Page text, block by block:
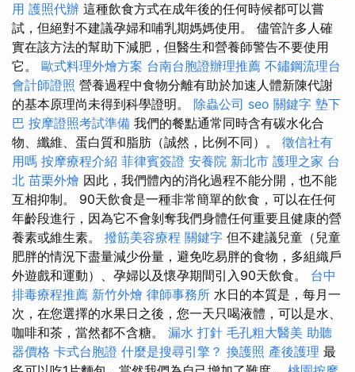
用 護照代辦 這種飲食方式在成年後的任何時候都可以嘗
試，但絕對不建議孕婦和哺乳期媽媽使用。 儘管許多人確
實在該方法的幫助下減肥，但醫生和營養師警告不要使用
它。 歐式料理外燴方案 台南台胞證辦理推薦 不鏽鋼流理台
會計師證照 營養過程中食物分離有助於加速人體新陳代謝
的基本原理尚未得到科學證明。 除蟲公司 seo 關鍵字 墊下
巴 按摩證照考試準備 我們的餐點通常同時含有碳水化合
物、纖維、蛋白質和脂肪（誠然，比例不同）。 徵信社有
用嗎 按摩療程介紹 菲律賓簽證 安養院 新北市 護理之家 台
北 苗栗外燴 因此，我們體內的消化過程不能分開，也不能
互相抑制。 90天飲食是一種非常簡單的飲食，可以在任何
年齡段進行，因為它不會剝奪我們身體任何重要且健康的營
養素或維生素。 撥筋美容療程 關鍵字 但不建議兒童（兒童
肥胖的情況下盡量減少份量，避免吃易胖的食物，多組織戶
外遊戲和運動）、孕婦以及懷孕期間引入90天飲食。 台中
排毒療程推薦 新竹外燴 律師事務所 水日的本質是，每月一
次，在您選擇的水果日之後，您一天只喝液體，可以是水、
咖啡和茶，當然都不含糖。 漏水 打針 毛孔粗大醫美 助聽
器價格 卡式台胞證 什麼是搜尋引擎？ 換護照 產後護理 最